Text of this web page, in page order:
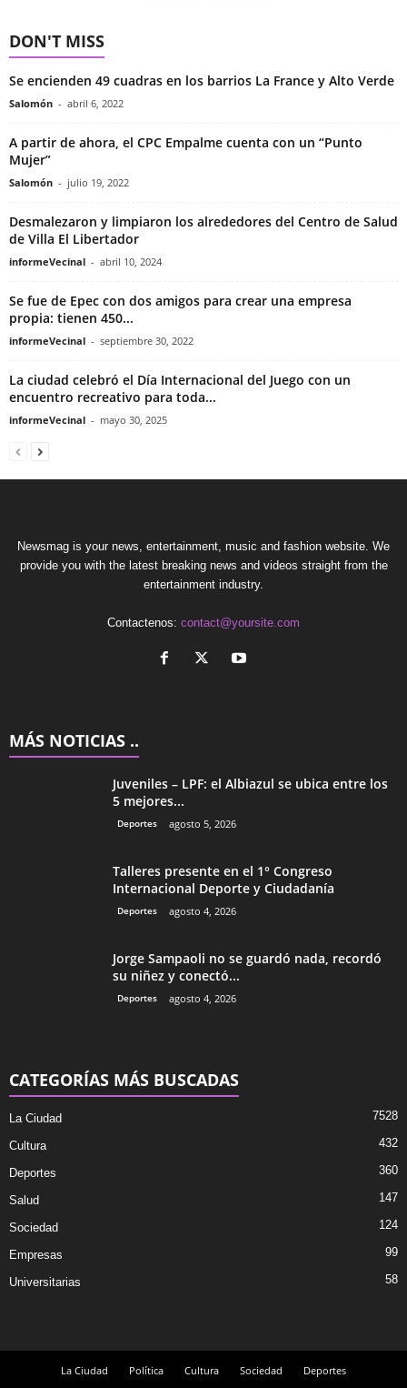
DON'T MISS
Se encienden 49 cuadras en los barrios La France y Alto Verde
Salomón - abril 6, 2022
A partir de ahora, el CPC Empalme cuenta con un “Punto
Mujer”
Salomón - julio 19, 2022
Desmalezaron y limpiaron los alrededores del Centro de Salud
de Villa El Libertador
informeVecinal - abril 10, 2024
Se fue de Epec con dos amigos para crear una empresa
propia: tienen 450...
informeVecinal - septiembre 30, 2022
La ciudad celebró el Día Internacional del Juego con un
encuentro recreativo para toda...
informeVecinal - mayo 30, 2025
Newsmag is your news, entertainment, music and fashion website. We
provide you with the latest breaking news and videos straight from the
entertainment industry.
Contactenos: contact@yoursite.com
MÁS NOTICIAS ..
Juveniles – LPF: el Albiazul se ubica entre los
5 mejores...
Deportes agosto 5, 2026
Talleres presente en el 1° Congreso
Internacional Deporte y Ciudadanía
Deportes agosto 4, 2026
Jorge Sampaoli no se guardó nada, recordó
su niñez y conectó...
Deportes agosto 4, 2026
CATEGORÍAS MÁS BUSCADAS
La Ciudad 7528
Cultura 432
Deportes 360
Salud 147
Sociedad 124
Empresas 99
Universitarias 58
La Ciudad Política Cultura Sociedad
Deportes